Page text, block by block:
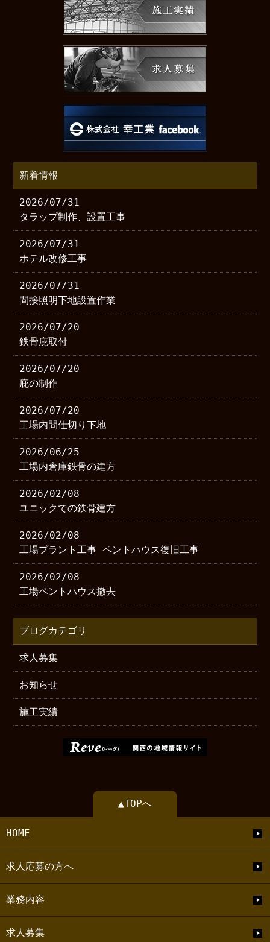
新着情報
2026/07/31
タラップ制作、設置工事
2026/07/31
ホテル改修工事
2026/07/31
間接照明下地設置作業
2026/07/20
鉄骨庇取付
2026/07/20
庇の制作
2026/07/20
工場内間仕切り下地
2026/06/25
工場内倉庫鉄骨の建方
2026/02/08
ユニックでの鉄骨建方
2026/02/08
工場プラント工事 ペントハウス復旧工事
2026/02/08
工場ペントハウス撤去
ブログカテゴリ
求人募集
お知らせ
施工実績
▲TOPへ
HOME
求人応募の方へ
業務内容
求人募集